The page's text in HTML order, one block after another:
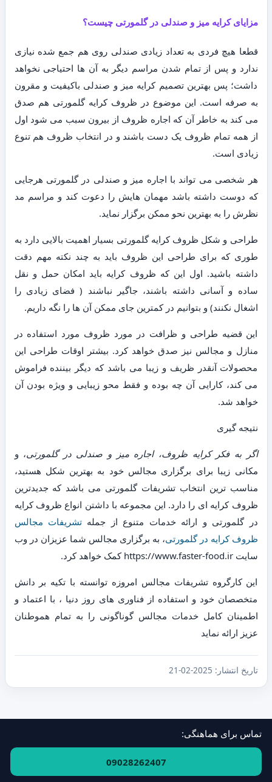
مزایای کرایه میز و صندلی در گلمورتی چیست؟
قطعا هیچ فردی به تعداد زیادی صندلی روی هم جمع شده نیازی
ندارد و پس از تمام شدن مراسم دیگر به آن ها احتیاجی نخواهد
داشت؛ پس بهترین تصمیم کرایه میز و صندلی باکیفیت و مقرون
به صرفه است. این موضوع در ظروف کرایه گلمورتی هم صدق
می کند به خاطر آن که اجاره ظروف از بیرون سبب می شود اول
از همه تمام ظروف یک دست باشند و در انتخاب ظروف هم تنوع
زیادی است.
هر شخصی می تواند با اجاره میز و صندلی در گلمورتی هرجایی
که دوست داشته باشد مهمان هایش را دعوت کند و مراسم مد
نظرش را به بهترین نحو ممکن برگزار نماید.
طراحی و شکل ظروف کرایه گلمورتی بسیار اهمیت بالایی دارد به
طوری که برای طراحی این ظروف باید به چند نکته مهم دقت
داشته باشید. اول این که ظروف کرایه باید امکان حمل و نقل
ساده و آسانی داشته باشند، جاگیر نباشند ( فضای زیادی را
اشغال نکنند) و بتوانیم در کمترین جای ممکن آن ها را نگه داریم.
این قضیه طراحی و ظرافت در مورد ظروف مورد استفاده در
منازل و مجالس نیز صدق خواهد کرد. بیشتر اوقات طراحی این
محصولات آنقدر ظریف و زیبا می باشد که دیگر بیننده فراموش
می کند، کارایی آن چه بوده و فقط محو زیبایی و ویژه بودن آن
خواهد شد.
نتیجه گیری
اگر به فکر کرایه ظروف، اجاره میز و صندلی در گلمورتی، و
مکانی زیبا برای برگزاری مجالس خود به بهترین شکل هستید،
مناسب ترین انتخاب تشریفات گلمورتی می باشد که جدیدترین
ظروف کرایه ای را دارد. این مجموعه با داشتن انواع ظروف کرایه
در گلمورتی و ارائه خدمات متنوع از جملهتشریفات مجالس
ظروف کرایه در گلمورتی، به برگزاری مجالس شما عزیزان در وب
سایت https://www.faster-food.ir کمک خواهد کرد.
این کارگروه تشریفات مجالس امروزه توانسته با تکیه بر دانش
متخصصان خود و استفاده از فناوری های روز دنیا ، با اعتماد و
اطمینان کامل خدمات مجالس گوناگونی را به تمام هموطنان
عزیز ارائه نماید
تاریخ انتشار: 2025-02-21
تماس برای هماهنگی:
09028262407
·ارتباط با ما